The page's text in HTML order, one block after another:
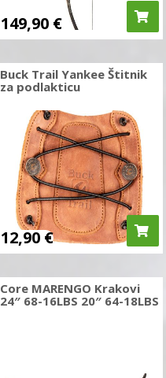
149,90 €
Buck Trail Yankee Štitnik
za podlakticu
12,90 €
Core MARENGO Krakovi
24″ 68-16LBS 20″ 64-18LBS